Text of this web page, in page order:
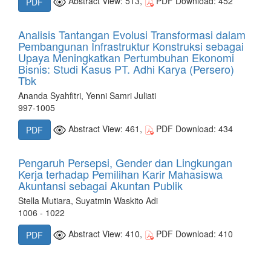
Analisis Tantangan Evolusi Transformasi dalam
Pembangunan Infrastruktur Konstruksi sebagai
Upaya Meningkatkan Pertumbuhan Ekonomi
Bisnis: Studi Kasus PT. Adhi Karya (Persero)
Tbk
Ananda Syahfitri, Yenni Samri Juliati
997-1005
PDF
Abstract View: 461, PDF Download: 434
Pengaruh Persepsi, Gender dan Lingkungan
Kerja terhadap Pemilihan Karir Mahasiswa
Akuntansi sebagai Akuntan Publik
Stella Mutiara, Suyatmin Waskito Adi
1006 - 1022
PDF
Abstract View: 410, PDF Download: 410